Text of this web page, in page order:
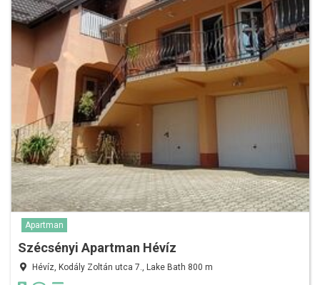
Apartman
Szécsényi Apartman Hévíz
Hévíz, Kodály Zoltán utca 7., Lake Bath 800 m